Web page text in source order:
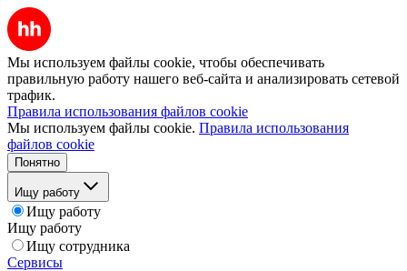
Мы используем файлы cookie, чтобы обеспечивать
правильную работу нашего веб-сайта и анализировать сетевой
трафик.
Правила использования файлов cookie
Мы используем файлы cookie. Правила использования
файлов cookie
Понятно
Ищу работу
Ищу работу
Ищу работу
Ищу сотрудника
Сервисы